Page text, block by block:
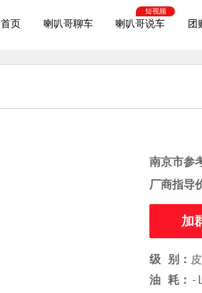
首页 喇叭哥聊车
短视频
喇叭哥说车 团
南京市参
厂商指导
加
级 别：
油 耗： -